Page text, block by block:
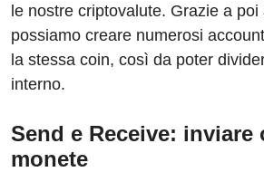
le nostre criptovalute. Grazie a poi
possiamo creare numerosi
la stessa coin, così da poter
interno.
Send e Receive: inviare
monete